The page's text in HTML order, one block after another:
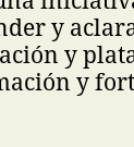
y
y
y